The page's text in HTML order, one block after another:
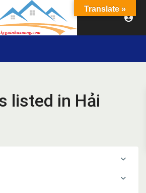
listed in Hải
Translate »